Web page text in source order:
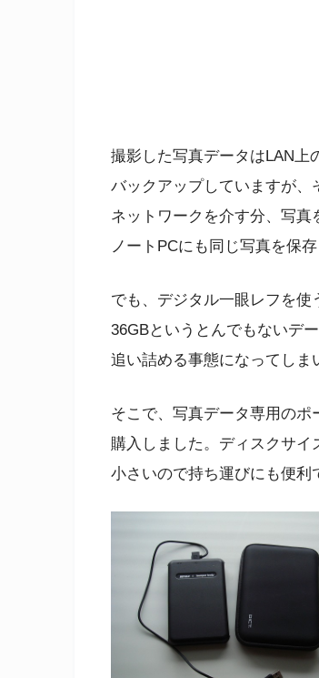
撮影した写真データはLAN上
バックアップしていますが、
ネットワークを介す分、写真
ノートPCにも同じ写真を保存
でも、デジタル一眼レフを
36GBというとんでもないデ
追い詰める事態になってしま
そこで、写真データ専用のポ
購入しました。ディスクサイ
小さいので持ち運びにも便利